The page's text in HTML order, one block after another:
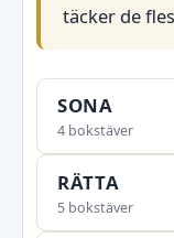
täcker de
SONA
4 bokstäver
RÄTTA
5 bokstäver